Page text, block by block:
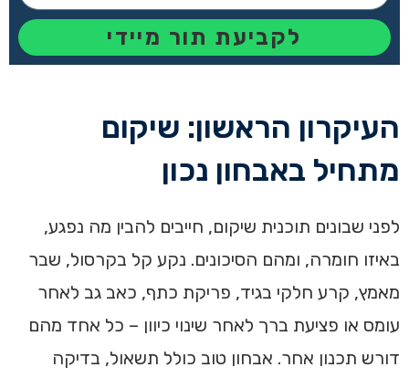
לקביעת תור מיידי
העיקרון הראשון: שיקום
מתחיל באבחון נכון
לפני שבונים תוכנית שיקום, חייבים להבין מה נפגע,
באיזו חומרה, ומהם הסיכונים. נקע קל בקרסול, שבר
מאמץ, קרע חלקי בגיד, פריקת כתף, כאב גב לאחר
עומס או פציעת ברך לאחר שינוי כיוון – כל אחד מהם
דורש תכנון אחר. אבחון טוב כולל תשאול, בדיקה